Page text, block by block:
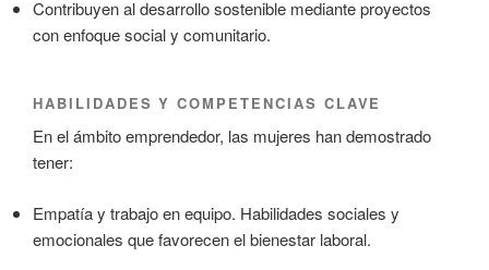
Contribuyen al desarrollo sostenible mediante proyectos
con enfoque social y comunitario.
HABILIDADES Y COMPETENCIAS CLAVE
En el ámbito emprendedor, las mujeres han demostrado
tener:
Empatía y trabajo en equipo. Habilidades sociales y
emocionales que favorecen el bienestar laboral.